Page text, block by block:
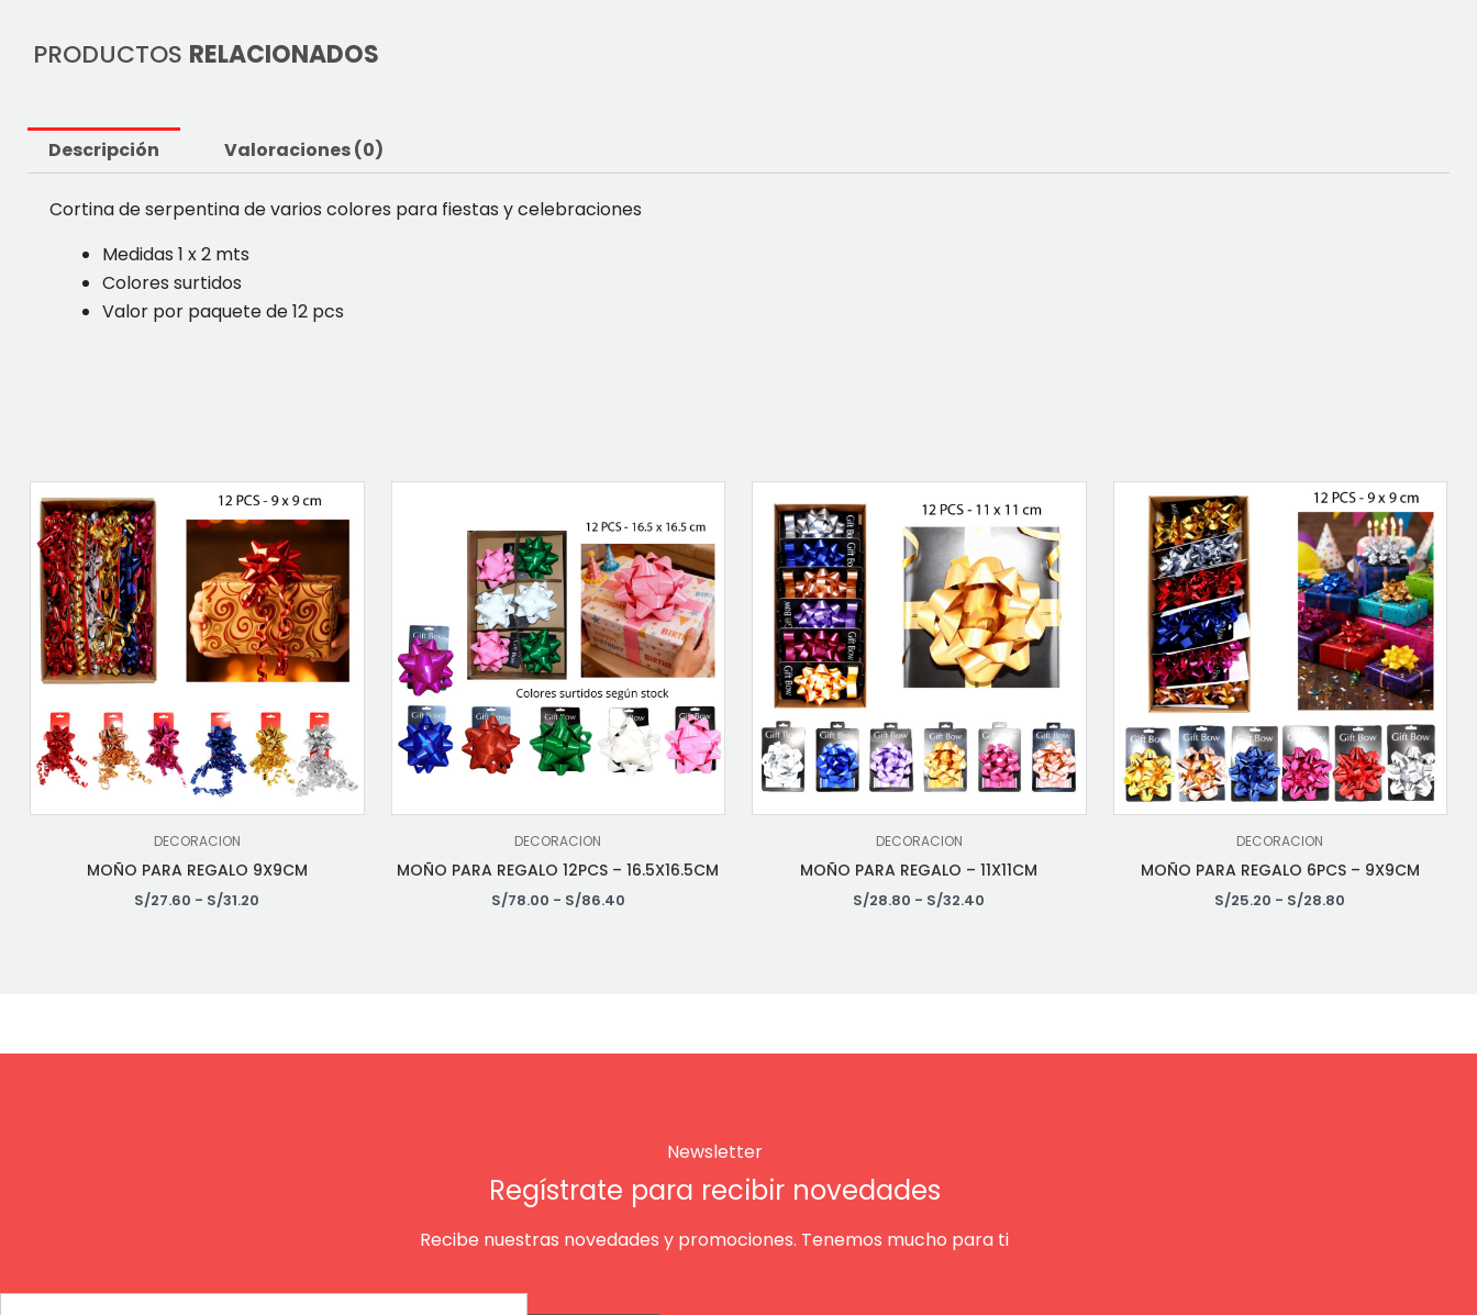
PRODUCTOS RELACIONADOS
Descripción Valoraciones (0)
Cortina de serpentina de varios colores para fiestas y celebraciones
Medidas 1 x 2 mts
Colores surtidos
Valor por paquete de 12 pcs
DECORACION
MOÑO PARA REGALO 9X9CM
S/27.60 - S/31.20
DECORACION
MOÑO PARA REGALO 12PCS – 16.5X16.5CM
S/78.00 - S/86.40
DECORACION
MOÑO PARA REGALO – 11X11CM
S/28.80 - S/32.40
DECORACION
MOÑO PARA REGALO 6PCS – 9X9CM
S/25.20 - S/28.80
Newsletter
Regístrate para recibir novedades
Recibe nuestras novedades y promociones. Tenemos mucho para ti